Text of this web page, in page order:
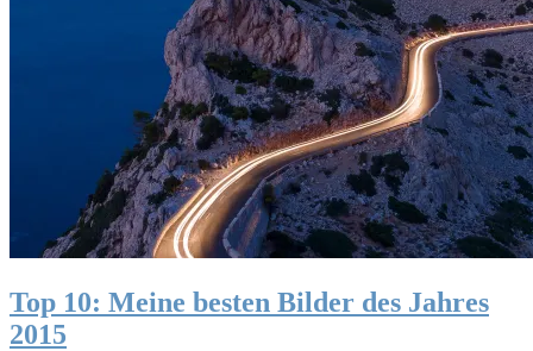
Top 10: Meine besten Bilder des Jahres
2015